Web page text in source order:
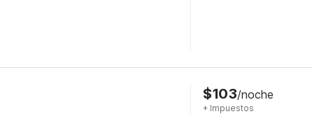
$103/noche
+ Impuestos